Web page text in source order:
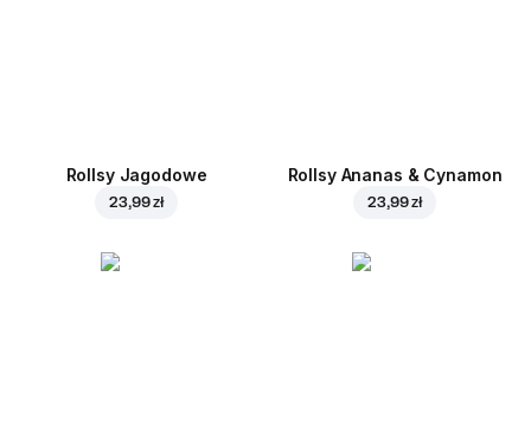
Rollsy Jagodowe
23,99 zł
Rollsy Ananas & Cynamon
23,99 zł